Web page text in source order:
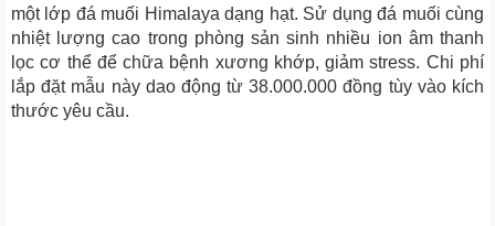
một lớp đá muối Himalaya dạng hạt. Sử dụng đá muối cùng
nhiệt lượng cao trong phòng sản sinh nhiều ion âm thanh
lọc cơ thể để chữa bệnh xương khớp, giảm stress. Chi phí
lắp đặt mẫu này dao động từ 38.000.000 đồng tùy vào kích
thước yêu cầu.